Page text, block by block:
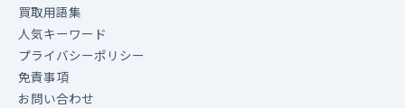
買取用語集
人気キーワード
プライバシーポリシー
免責事項
お問い合わせ